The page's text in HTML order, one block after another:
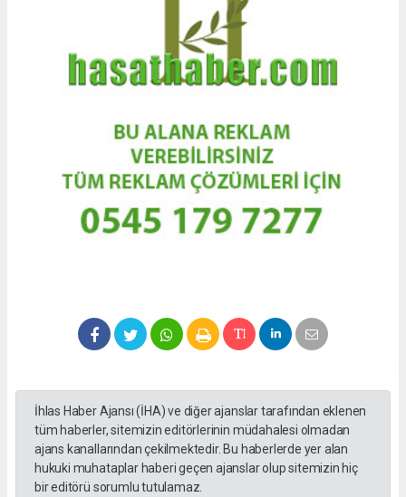
İhlas Haber Ajansı (İHA) ve diğer ajanslar tarafından eklenen
tüm haberler, sitemizin editörlerinin müdahalesi olmadan
ajans kanallarından çekilmektedir. Bu haberlerde yer alan
hukuki muhataplar haberi geçen ajanslar olup sitemizin hiç
bir editörü sorumlu tutulamaz.